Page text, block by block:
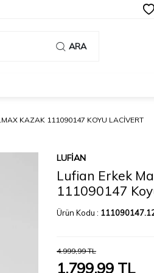
ARA
KAZAK 111090147 KOYU LACIVERT
LUFIAN
Lufian Erkek
111090147
Ürün Kodu :
4.999,99TL
1.799,99 TL